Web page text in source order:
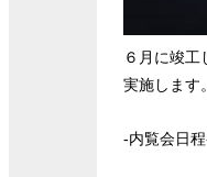
６月に竣工
実施します。
-内覧会日